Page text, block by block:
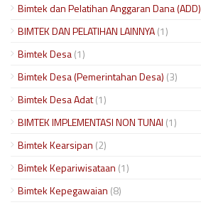
Bimtek dan Pelatihan Anggaran Dana (ADD)
BIMTEK DAN PELATIHAN LAINNYA(1)
Bimtek Desa(1)
Bimtek Desa (Pemerintahan Desa) (3)
Bimtek Desa Adat(1)
BIMTEK IMPLEMENTASI NON TUNAI (1)
Bimtek Kearsipan (2)
Bimtek Kepariwisataan (1)
Bimtek Kepegawaian (8)